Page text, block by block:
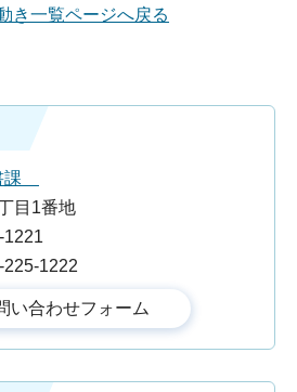
き一覧ページへ戻る
課
目1番地
1221
1222